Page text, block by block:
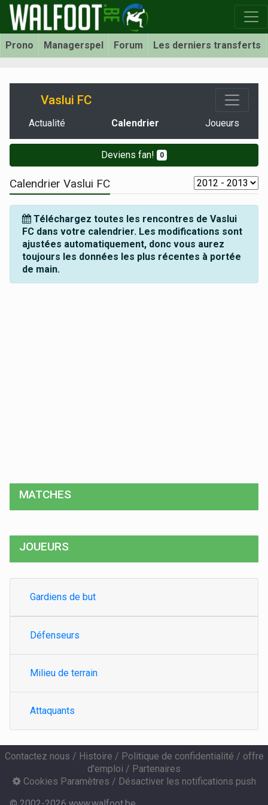
Prono Managerspel Forum Les derniers transferts
Vaslui FC
Actualité Calendrier Joueurs
Deviens fan! 0
Calendrier Vaslui FC
Téléchargez toutes les rencontres de Vaslui
FC dans votre calendrier. Les modifications sont
ajustées automatiquement, donc vous aurez
toujours les données les plus récentes à portée
de main.
MATCHES
JOUEURS
Gardiens de but
Défenseurs
Milieu de terrain
Attaquants
Contactez nous / Histoire / Politique de confidentialité / offre
d'emploi / Partenaires
Cookies Paramètres / Désactiver les notifications push